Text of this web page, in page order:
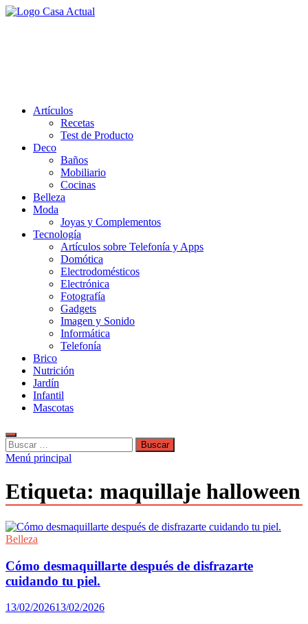
Saltar
Artículos
Recetas
Test de Producto
Deco
Baños
Mobiliario
Cocinas
Belleza
Moda
Joyas y Complementos
Tecnología
Artículos sobre Telefonía y Apps
Domótica
Electrodomésticos
Electrónica
Fotografía
Gadgets
Imagen y Sonido
Informática
Telefonía
Brico
Nutrición
Jardín
Infantil
Mascotas
Buscar:
Menú principal
Etiqueta: maquillaje halloween
Belleza
Cómo desmaquillarte después de disfrazarte
cuidando tu piel.
13/02/202613/02/2026